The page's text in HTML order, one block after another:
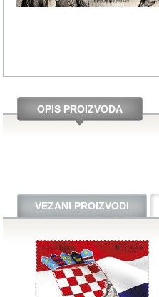
OPIS PROIZVODA
VEZANI PROIZVODI